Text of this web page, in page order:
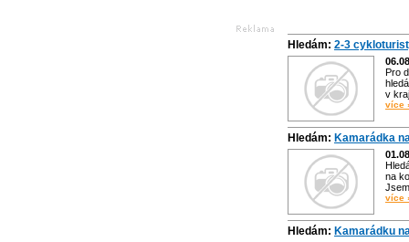
Hledám: 2-3
Pro
v
více
Hledám: Kamarádka
na
více
Hledám: Kamarádku